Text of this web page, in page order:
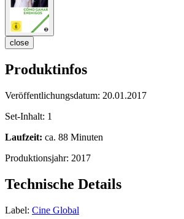
close
Produktinfos
Veröffentlichungsdatum: 20.01.2017
Set-Inhalt: 1
Laufzeit: ca. 88 Minuten
Produktionsjahr: 2017
Technische Details
Label: Cine Global